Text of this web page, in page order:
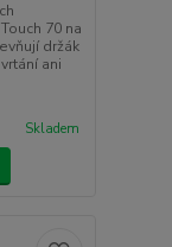
70 na
držák
ani
Skladem